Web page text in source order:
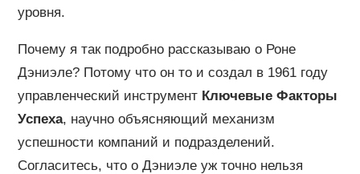
уровня.
Почему я так подробно рассказываю о Роне
Дэниэле? Потому что он то и создал в 1961 году
управленческий инструмент Ключевые Факторы
Успеха, научно объясняющий механизм
успешности компаний и подразделений.
Согласитесь, что о Дэниэле уж точно нельзя